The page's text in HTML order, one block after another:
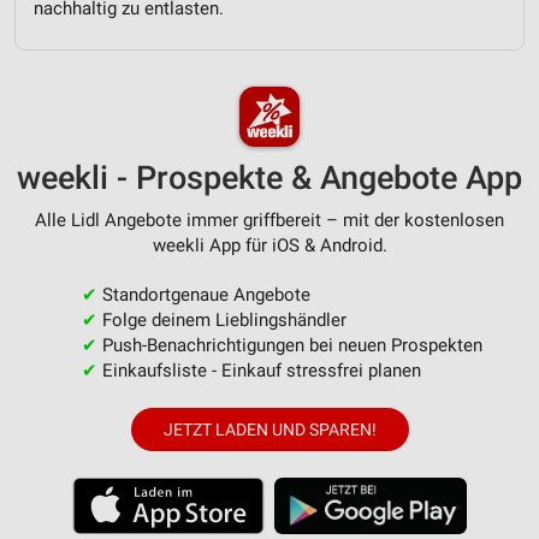
nachhaltig zu entlasten.
weekli - Prospekte & Angebote App
Alle Lidl Angebote immer griffbereit – mit der kostenlosen
weekli App für iOS & Android.
✔ Standortgenaue Angebote
✔ Folge deinem Lieblingshändler
✔ Push-Benachrichtigungen bei neuen Prospekten
✔ Einkaufsliste - Einkauf stressfrei planen
JETZT LADEN UND SPAREN!
personalisierter Werbung
Verwendung von Profilen zur Auswahl
Messung der Werbeleistung
Messung der Performance von Inhalten
Analyse von Zielgruppen durch Statistiken oder
Kombinationen von Daten aus verschiedenen
Quellen
Entwicklung und Verbesserung der Angebote
Verwendung reduzierter Daten zur Auswahl von
IAB-Besonderheiten:
Verwendung genauer Standortdaten